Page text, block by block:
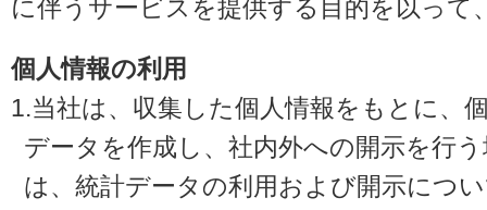
に伴うサービスを提供する目的を以って
個人情報の利用
1.当社は、収集した個人情報をもとに、
データを作成し、社内外への開示を行
は、統計データの利用および開示につ